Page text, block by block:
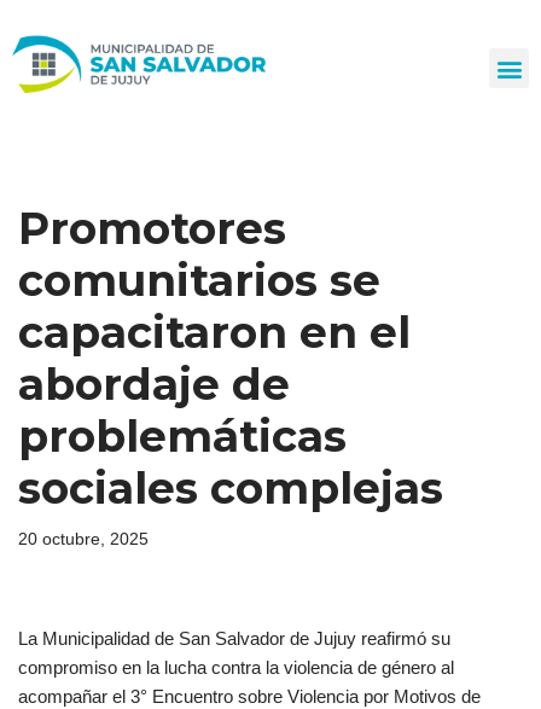
al
Promotores
comunitarios se
capacitaron en el
abordaje de
problemáticas
sociales complejas
20 octubre, 2025
La Municipalidad de San Salvador de Jujuy reafirmó su
compromiso en la lucha contra la violencia de género al
acompañar el 3° Encuentro sobre Violencia por Motivos de